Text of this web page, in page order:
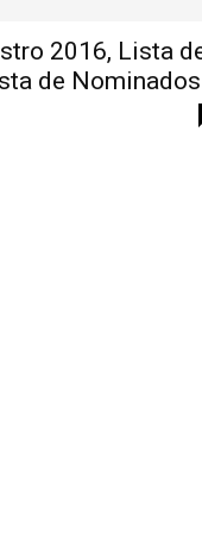
2016, Lista
de Nominados